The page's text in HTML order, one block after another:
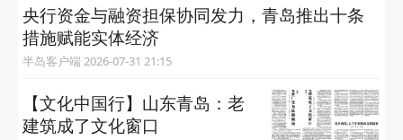
央行资金与融资担保协同发力，青岛推出十条
措施赋能实体经济
半岛客户端 2026-07-31 21:15
【文化中国行】山东青岛：老
建筑成了文化窗口